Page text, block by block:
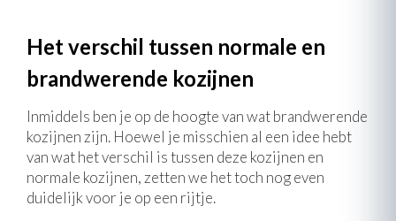
Het verschil tussen normale en
brandwerende kozijnen
Inmiddels ben je op de hoogte van wat brandwerende
kozijnen zijn. Hoewel je misschien al een idee hebt
van wat het verschil is tussen deze kozijnen en
normale kozijnen, zetten we het toch nog even
duidelijk voor je op een rijtje.